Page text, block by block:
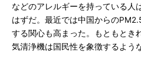
などのアレルギーを持っている人
はずだ。最近では中国からの
する関心も高まった。もともとき
気清浄機は国民性を象徴するよう